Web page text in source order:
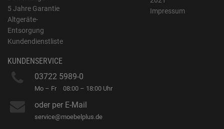
5 Jahre Garantie
Altgeräte-
Entsorgung
Kundendienstliste
Impressum
KUNDENSERVICE
03722 5989-0
Mo – Fr 08:00 – 18:00 Uhr
oder per E-Mail
service@moebelplus.de